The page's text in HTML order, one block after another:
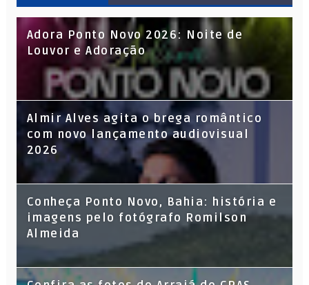
Adora Ponto Novo 2026: Noite de
Louvor e Adoração
Almir Alves agita o brega romântico
com novo lançamento audiovisual
2026
Conheça Ponto Novo, Bahia: história e
imagens pelo fotógrafo Romilson
Almeida